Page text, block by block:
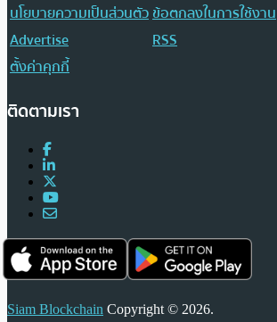
นโยบายความเป็นส่วนตัวข้อตกลงในการใช้งาน
Advertise
RSS
ตั้งค่าคุกกี้
ติดตามเรา
Siam Blockchain Copyright © 2026.